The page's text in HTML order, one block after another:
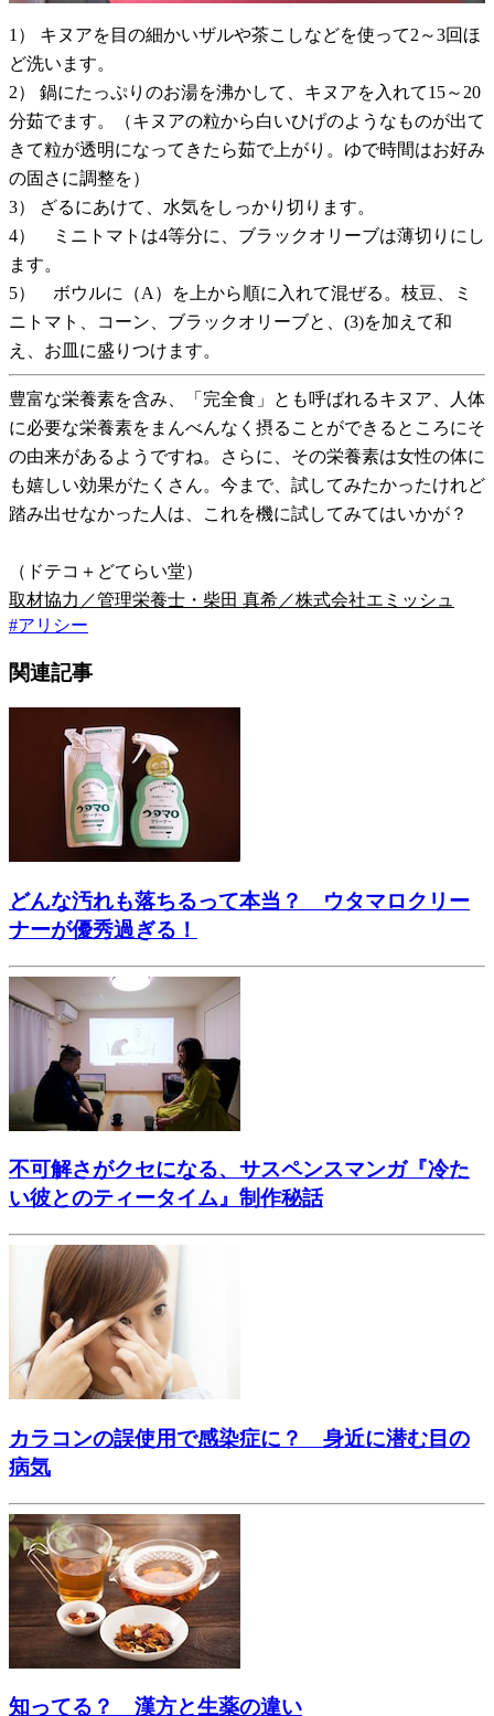
1） キヌアを目の細かいザルや茶こしなどを使って2～3回ほ
ど洗います。
2） 鍋にたっぷりのお湯を沸かして、キヌアを入れて15～20
分茹でます。（キヌアの粒から白いひげのようなものが出て
きて粒が透明になってきたら茹で上がり。ゆで時間はお好み
の固さに調整を）
3） ざるにあけて、水気をしっかり切ります。
4） ミニトマトは4等分に、ブラックオリーブは薄切りにし
ます。
5） ボウルに（A）を上から順に入れて混ぜる。枝豆、ミ
ニトマト、コーン、ブラックオリーブと、(3)を加えて和
え、お皿に盛りつけます。
豊富な栄養素を含み、「完全食」とも呼ばれるキヌア、人体
に必要な栄養素をまんべんなく摂ることができるところにそ
の由来があるようですね。さらに、その栄養素は女性の体に
も嬉しい効果がたくさん。今まで、試してみたかったけれど
踏み出せなかった人は、これを機に試してみてはいかが？
（ドテコ＋どてらい堂）
取材協力／管理栄養士・柴田 真希／株式会社エミッシュ
#アリシー
関連記事
どんな汚れも落ちるって本当？ ウタマロクリー
ナーが優秀過ぎる！
不可解さがクセになる、サスペンスマンガ『冷た
い彼とのティータイム』制作秘話
カラコンの誤使用で感染症に？ 身近に潜む目の
病気
知ってる？ 漢方と生薬の違い